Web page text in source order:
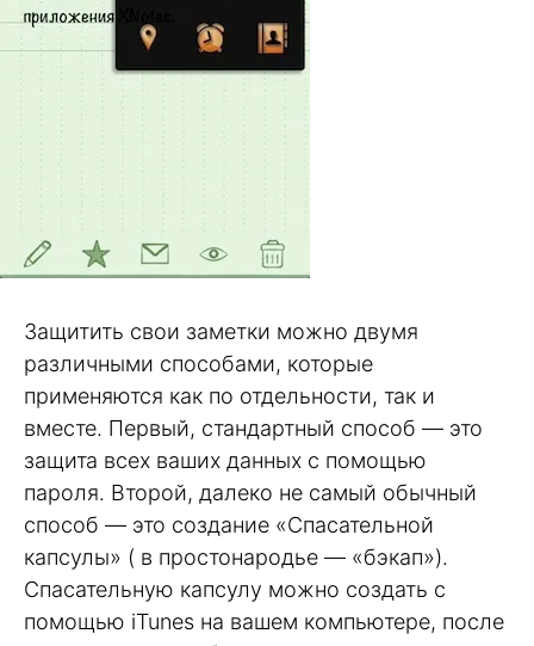
Защитить свои заметки можно двумя
различными способами, которые
применяются как по отдельности, так и
вместе. Первый, стандартный способ — это
защита всех ваших данных с помощью
пароля. Второй, далеко не самый обычный
способ — это создание «Спасательной
капсулы» ( в простонародье — «бэкап»).
Спасательную капсулу можно создать с
помощью iTunes на вашем компьютере, после